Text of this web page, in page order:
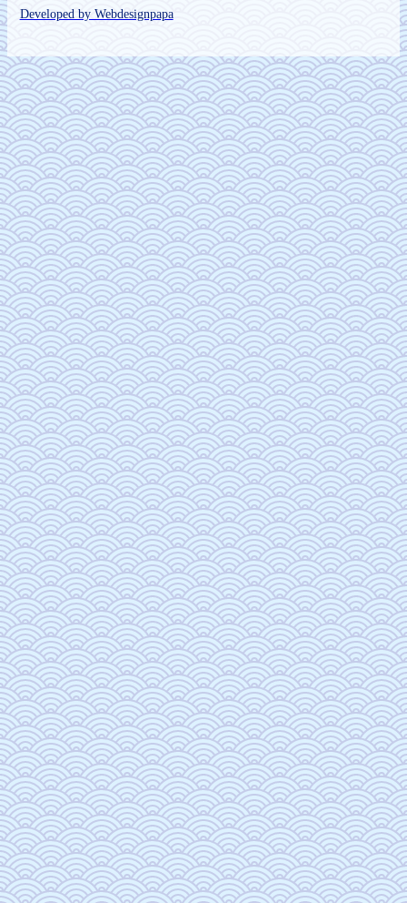
Developed by Webdesignpapa